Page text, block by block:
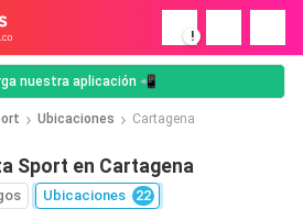
!
nuestra aplicación 📲
Ubicaciones Cartagena
Sport en Cartagena
Ubicaciones 22